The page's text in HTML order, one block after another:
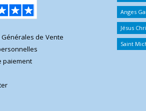
de Vente
paiement
Anges
Jésus
Saint